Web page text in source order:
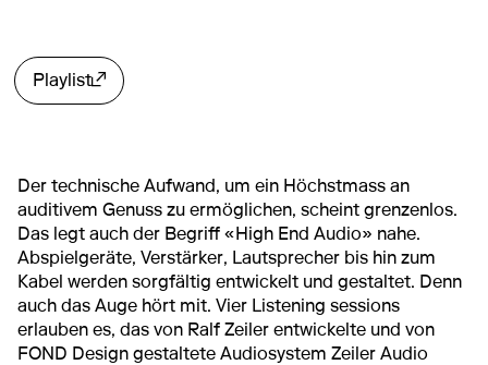
Playlist
Externer Link
Der technische Aufwand, um ein Höchstmass an
auditivem Genuss zu ermöglichen, scheint grenzenlos.
Das legt auch der Begriff «High End Audio» nahe.
Abspielgeräte, Verstärker, Lautsprecher bis hin zum
Kabel werden sorgfältig entwickelt und gestaltet. Denn
auch das Auge hört mit. Vier Listening sessions
erlauben es, das von Ralf Zeiler entwickelte und von
FOND Design gestaltete Audiosystem Zeiler Audio